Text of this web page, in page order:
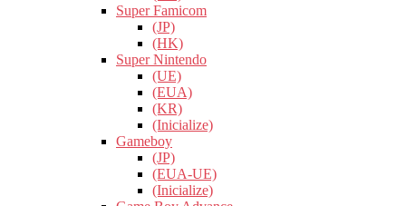
Super Famicom
(JP)
(HK)
Super Nintendo
(UE)
(EUA)
(KR)
(Inicialize)
Gameboy
(JP)
(EUA-UE)
(Inicialize)